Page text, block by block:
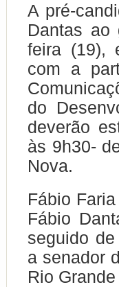
A pré-
Dantas ao
feira (19),
com a
do
deverão
às 9h30-
Nova.
Fábio
Fábio
seguido
a senador
Rio